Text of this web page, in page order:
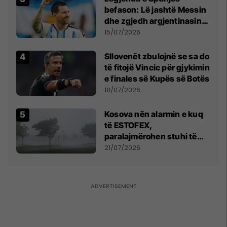
befason: Lë jashtë Messin
dhe zgjedh argjentinasin
më të mirë në botë
15/07/2026
Sllovenët zbulojnë se sa do
të fitojë Vincic për gjykimin
e finales së Kupës së Botës
18/07/2026
Kosova nën alarmin e kuq
të ESTOFEX,
paralajmërohen stuhi të
fuqishme me breshër dhe
21/07/2026